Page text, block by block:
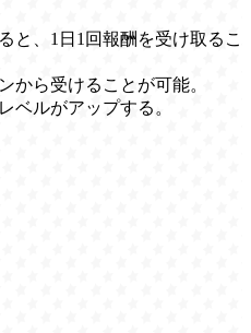
と、1日1回報酬を受け取るこ
から受けることが可能。
ベルがアップする。